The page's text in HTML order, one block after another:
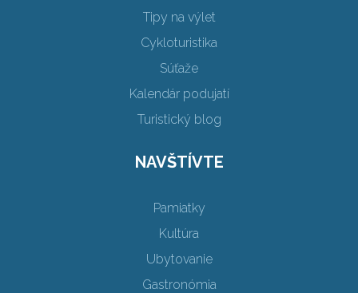
Tipy na výlet
Cykloturistika
Súťaže
Kalendár podujatí
Turistický blog
NAVŠTÍVTE
Pamiatky
Kultúra
Ubytovanie
Gastronómia